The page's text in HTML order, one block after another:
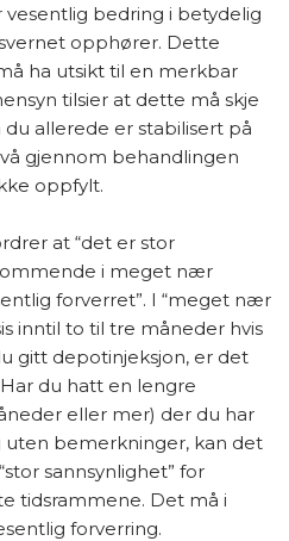
bedring i betydelig
opphører. Dette
ha utsikt til en merkbar
tilsier at dette må skje
allerede er stabilisert på
gjennom behandlingen
oppfylt.
at “det er stor
i meget nær
forverret”. I “meget nær
inntil to til tre måneder hvis
gitt depotinjeksjon, er det
du hatt en lengre
eller mer) der du har
uten bemerkninger, kan det
sannsynlighet” for
tidsrammene. Det må i
forverring.